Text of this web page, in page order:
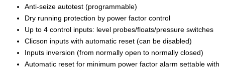
Anti-seize autotest (programmable)
Dry running protection by power factor control
Up to 4 control inputs: level probes/floats/pressure switches
Clicson inputs with automatic reset (can be disabled)
Inputs inversion (from normally open to normally closed)
Automatic reset for minimum power factor alarm settable with